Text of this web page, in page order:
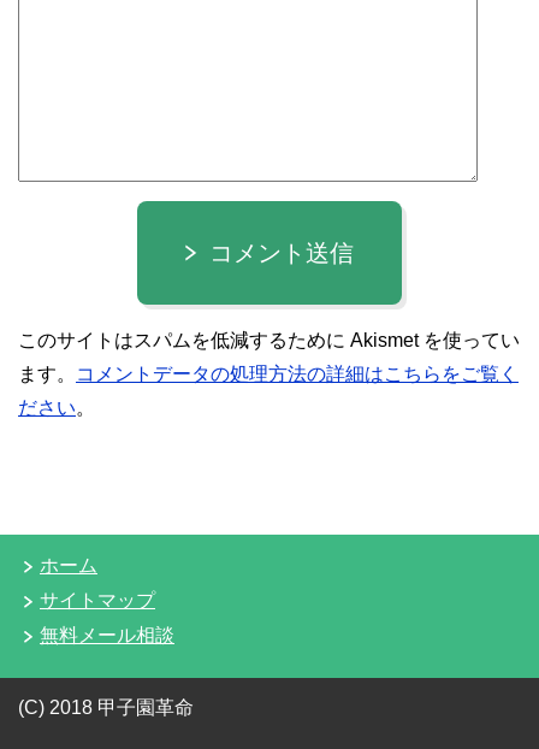
コメント送信
このサイトはスパムを低減するために Akismet を使ってい
ます。
コメントデータの処理方法の詳細はこちらをご覧く
ださい。
ホーム
サイトマップ
無料メール相談
(C) 2018 甲子園革命